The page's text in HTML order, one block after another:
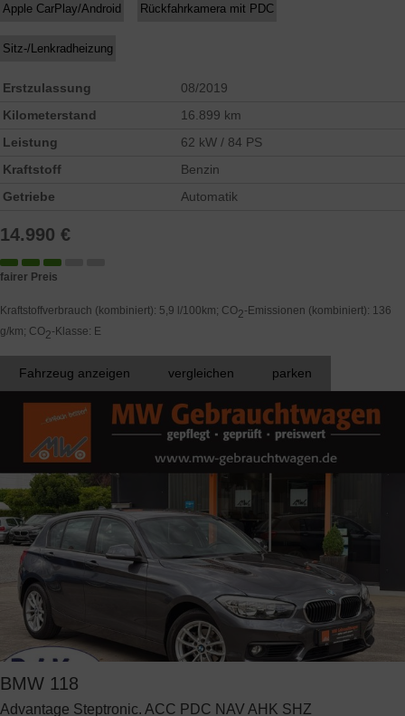
Apple CarPlay/Android Rückfahrkamera mit PDC
Sitz-/Lenkradheizung
Erstzulassung
08/2019
Kilometerstand
16.899 km
Leistung
62 kW / 84 PS
Kraftstoff
Benzin
Getriebe
Automatik
14.990 €
fairer Preis
Kraftstoffverbrauch (kombiniert): 5,9 l/100km; CO2-Emissionen (kombiniert): 136
g/km; CO2-Klasse: E
Fahrzeug anzeigen vergleichen parken
BMW 118
Advantage Steptronic. ACC PDC NAV AHK SHZ